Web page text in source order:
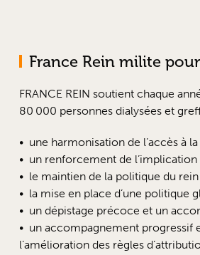
France Rein milite
FRANCE REIN soutient chaque
80 000 personnes dialysées et
une harmonisation de l’accès à
un renforcement de l’implication
le maintien de la politique du rein
la mise en place d’une politique
un dépistage précoce et un
un accompagnement progressif
l’amélioration des règles